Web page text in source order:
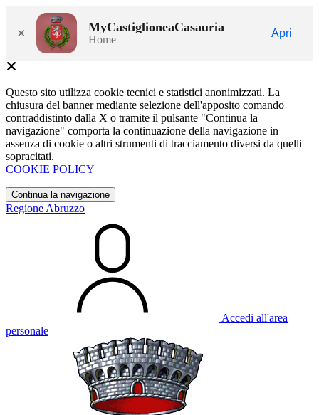
× MyCastiglioneaCasauria
Home
Apri
Questo sito utilizza cookie tecnici e statistici anonimizzati. La
chiusura del banner mediante selezione dell'apposito comando
contraddistinto dalla X o tramite il pulsante "Continua la
navigazione" comporta la continuazione della navigazione in
assenza di cookie o altri strumenti di tracciamento diversi da quelli
sopracitati.
COOKIE POLICY
Continua la navigazione
Regione Abruzzo
Accedi all'area
personale